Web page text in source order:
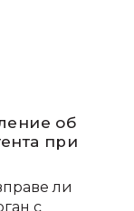
об
при
ли
с